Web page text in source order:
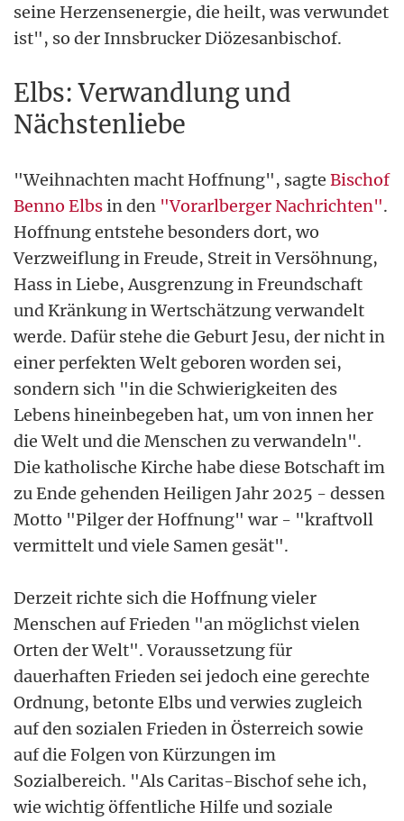
seine Herzensenergie, die heilt, was verwundet
ist", so der Innsbrucker Diözesanbischof.
Elbs: Verwandlung und
Nächstenliebe
"Weihnachten macht Hoffnung", sagte Bischof
Benno Elbsin den "Vorarlberger Nachrichten".
Hoffnung entstehe besonders dort, wo
Verzweiflung in Freude, Streit in Versöhnung,
Hass in Liebe, Ausgrenzung in Freundschaft
und Kränkung in Wertschätzung verwandelt
werde. Dafür stehe die Geburt Jesu, der nicht in
einer perfekten Welt geboren worden sei,
sondern sich "in die Schwierigkeiten des
Lebens hineinbegeben hat, um von innen her
die Welt und die Menschen zu verwandeln".
Die katholische Kirche habe diese Botschaft im
zu Ende gehenden Heiligen Jahr 2025 - dessen
Motto "Pilger der Hoffnung" war - "kraftvoll
vermittelt und viele Samen gesät".
Derzeit richte sich die Hoffnung vieler
Menschen auf Frieden "an möglichst vielen
Orten der Welt". Voraussetzung für
dauerhaften Frieden sei jedoch eine gerechte
Ordnung, betonte Elbs und verwies zugleich
auf den sozialen Frieden in Österreich sowie
auf die Folgen von Kürzungen im
Sozialbereich. "Als Caritas-Bischof sehe ich,
wie wichtig öffentliche Hilfe und soziale